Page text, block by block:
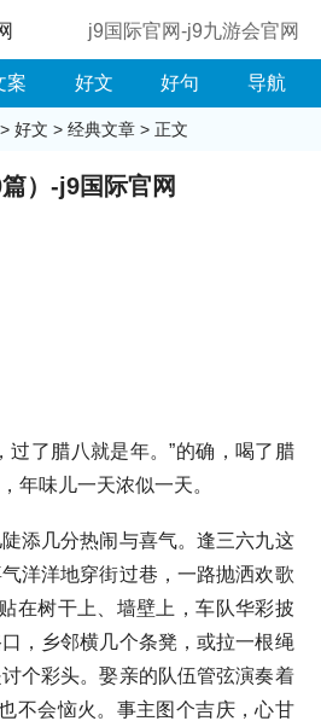
j9国际官网-j9九游会官网
案 好文 好句 导航
> 好文 > 经典文章> 正文
）-j9国际官网
过了腊八就是年。”的确，喝了腊
年味儿一天浓似一天。
添几分热闹与喜气。逢三六九这
洋洋地穿街过巷，一路抛洒欢歌
在树干上、墙壁上，车队华彩披
，乡邻横几个条凳，或拉一根绳
个彩头。娶亲的队伍管弦演奏着
不会恼火。事主图个吉庆，心甘